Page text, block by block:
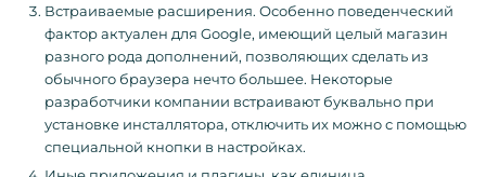
Встраиваемые расширения. Особенно поведенческий
фактор актуален для Google, имеющий целый магазин
разного рода дополнений, позволяющих сделать из
обычного браузера нечто большее. Некоторые
разработчики компании встраивают буквально при
установке инсталлятора, отключить их можно с помощью
специальной кнопки в настройках.